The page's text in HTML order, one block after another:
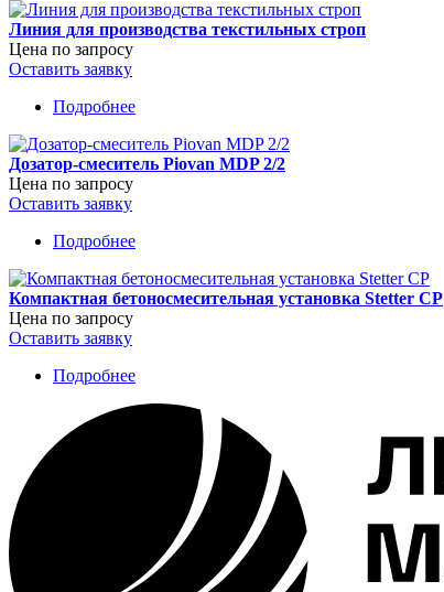
вакуумный
однофазный
Линия для производства текстильных строп
Цена по запросу
Оставить заявку
Подробнее
для
производства
Дозатор-смеситель Piovan MDP 2/2
Цена по запросу
Оставить заявку
Подробнее
смеситель
Piovan
Компактная бетоносмесительная установка Stetter CP
Цена по запросу
Оставить заявку
Подробнее
бетоносмесительная
установка